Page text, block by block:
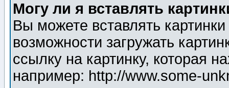
Могу ли я вставлять
Вы можете вставлять
возможности загружать
ссылку на картинку, которая
например: http://www.some-